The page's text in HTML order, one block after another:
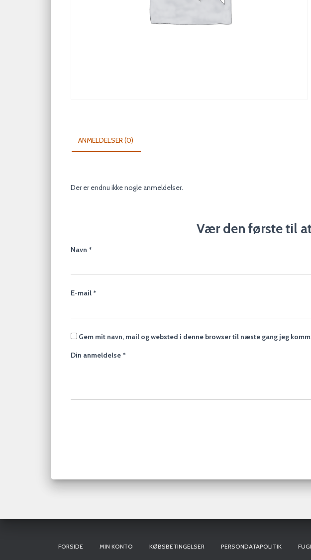
ANMELDELSER (0)
Der er endnu ikke nogle anmeldelser.
Vær den første til
Navn *
E-mail *
Gem mit navn, mail og websted i denne browser til næste gang jeg
Din anmeldelse *
FORSIDE MIN KONTO KØBSBETINGELSER PERSONDATAPOLITIK